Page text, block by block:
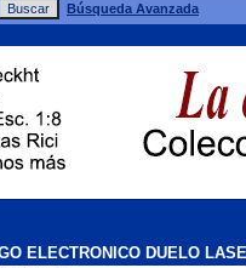
Búsqueda Avanzada
ELECTRONICO DUELO